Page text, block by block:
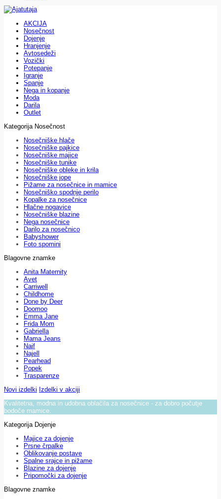
AKCIJA
Nosečnost
Dojenje
Hranjenje
Avtosedeži
Vozički
Potepanje
Igranje
Spanje
Nega in kopanje
Moda
Darila
Outlet
Kategorija Nosečnost
Nosečniške hlače
Nosečniške pajkice
Nosečniške majice
Nosečniške tunike
Nosečniške obleke in krila
Nosečniške jope
Pižame za nosečnice in mamice
Nosečniško spodnje perilo
Kopalke za nosečnice
Hlačne nogavice
Nosečniške blazine
Nega nosečnice
Darilo za nosečnico
Babyshower
Foto spomini
Blagovne znamke
Anita Maternity
Avet
Carriwell
Childhome
Done by Deer
Doomoo
Emma Jane
Frida Mom
Gabriella
Mama Jeans
Naif
Najell
Pearhead
Popek
Trasparenze
Novi izdelki Izdelki v akciji
Kvalitetna, modna in udobna oblačila za nosečnice - za dobro počutje
bodoče mamice.
Kategorija Dojenje
Majice za dojenje
Prsne črpalke
Oblikovanje postave
Spalne srajce in pižame
Blazine za dojenje
Pripomočki za dojenje
Blagovne znamke